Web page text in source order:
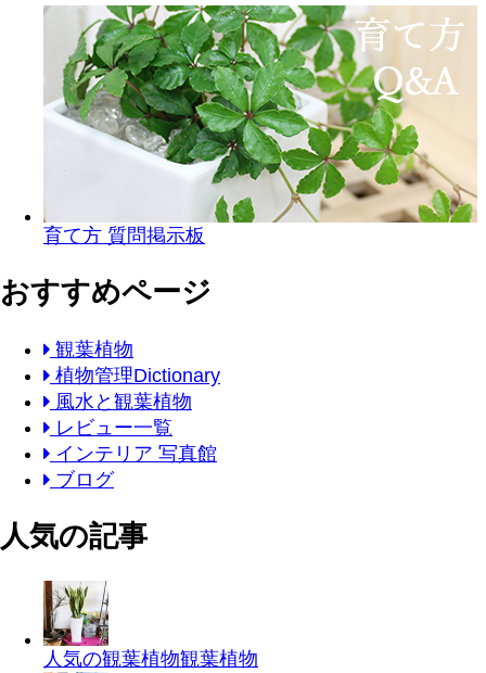
育て方 質問掲示板
おすすめページ
観葉植物
植物管理Dictionary
風水と観葉植物
レビュー一覧
インテリア 写真館
ブログ
人気の記事
人気の観葉植物観葉植物